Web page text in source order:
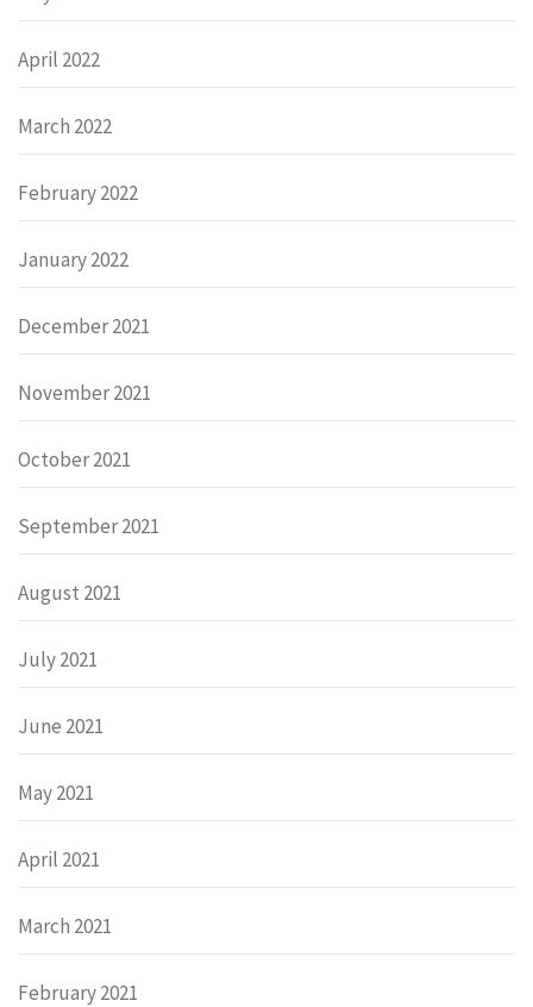
April 2022
March 2022
February 2022
January 2022
December 2021
November 2021
October 2021
September 2021
August 2021
July 2021
June 2021
May 2021
April 2021
March 2021
February 2021